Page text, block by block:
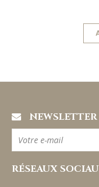
NEWSLETTER
RÉSEAUX